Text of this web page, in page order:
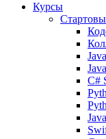
Курсы
C#